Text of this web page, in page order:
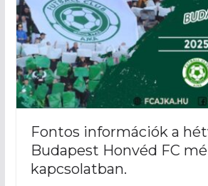
Fontos információk a
Budapest Honvéd FC
kapcsolatban.